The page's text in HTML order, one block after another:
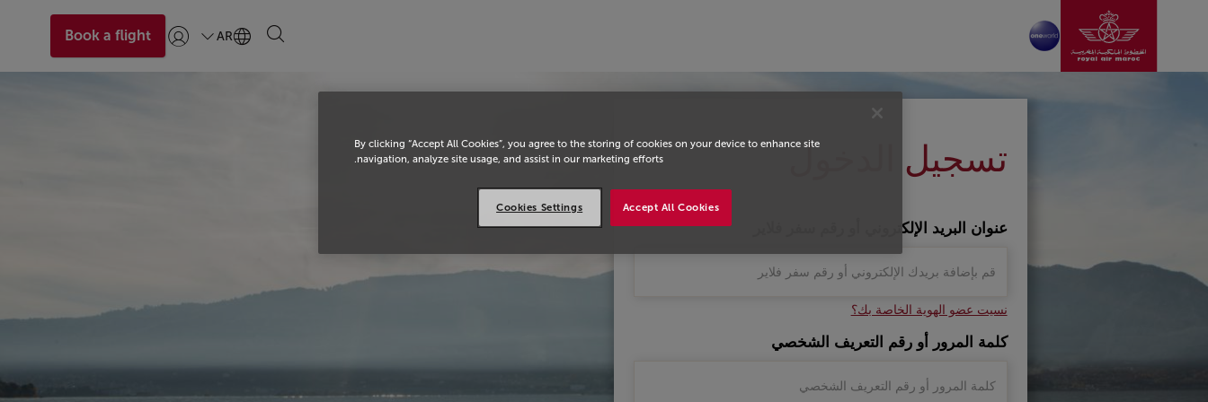
تخطي إلى المحتوى الرئيسي
انتقل إلى الصفحة الرئيسية AR تسجيل الدخول | انضم)
Book a flight
تسجيل الدخول
عنوان البريد الإلكتروني أو رقم سفر فلاير
نسيت عضو الهوية الخاصة بك؟
كلمة المرور أو رقم التعريف الشخصي
By clicking “Accept All Cookies”, you agree to the storing of cookies on your device to enhance site
navigation, analyze site usage, and assist in our marketing efforts.
Accept All Cookies
Cookies Settings